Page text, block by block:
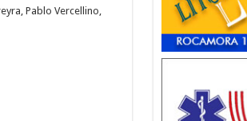
Pablo Vercellino,